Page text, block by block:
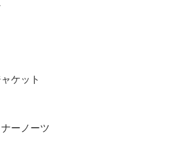
ケット
ーノーツ